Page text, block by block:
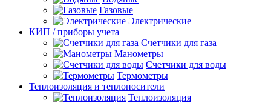
Газовые
Электрические
КИП / приборы учета
Счетчики для газа
Манометры
Счетчики для воды
Термометры
Теплоизоляция и теплоносители
Теплоизоляция